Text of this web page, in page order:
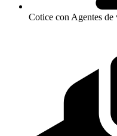
Cotice con Agentes de